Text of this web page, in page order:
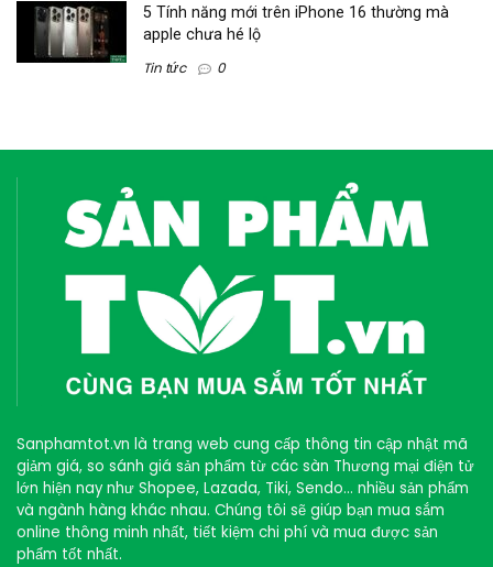
5 Tính năng mới trên iPhone 16 thường mà
apple chưa hé lộ
Tin tức 0
Sanphamtot.vn là trang web cung cấp thông tin cập nhật mã
giảm giá, so sánh giá sản phẩm từ các sàn Thương mại điện tử
lớn hiện nay như Shopee, Lazada, Tiki, Sendo… nhiều sản phẩm
và ngành hàng khác nhau. Chúng tôi sẽ giúp bạn mua sắm
online thông minh nhất, tiết kiệm chi phí và mua được sản
phẩm tốt nhất.